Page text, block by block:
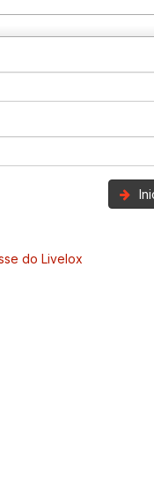
do Livelox